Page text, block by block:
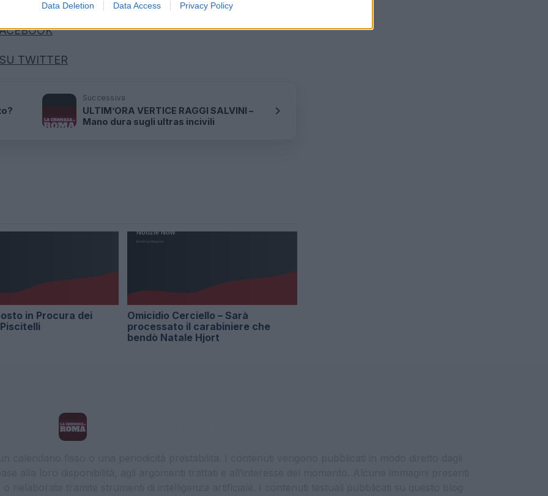
Data Deletion Data Access Privacy Policy
TWITTER
Successiva
ULTIM’ORA VERTICE RAGGI SALVINI –
Mano dura sugli ultras incivili
in Procura dei
Omicidio Cerciello – Sarà
processato il carabiniere che
bendò Natale Hjort